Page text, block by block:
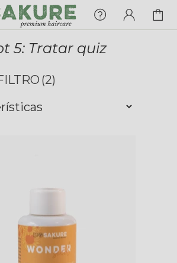
hoy?
View All
5: Tratar quiz
(2)